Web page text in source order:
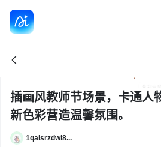
插画风教师节场景，卡通人
新色彩营造温馨氛围。
1qalsrzdwi8...